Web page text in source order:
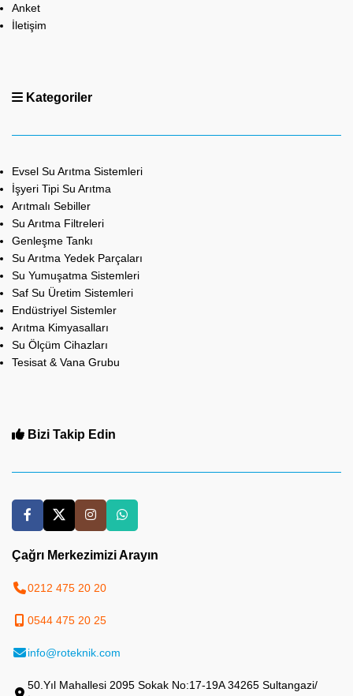
Anket
İletişim
Kategoriler
Evsel Su Arıtma Sistemleri
İşyeri Tipi Su Arıtma
Arıtmalı Sebiller
Su Arıtma Filtreleri
Genleşme Tankı
Su Arıtma Yedek Parçaları
Su Yumuşatma Sistemleri
Saf Su Üretim Sistemleri
Endüstriyel Sistemler
Arıtma Kimyasalları
Su Ölçüm Cihazları
Tesisat & Vana Grubu
Bizi Takip Edin
Çağrı Merkezimizi Arayın
0212 475 20 20
0544 475 20 25
info@roteknik.com
50.Yıl Mahallesi 2095 Sokak No:17-19A 34265 Sultangazi/